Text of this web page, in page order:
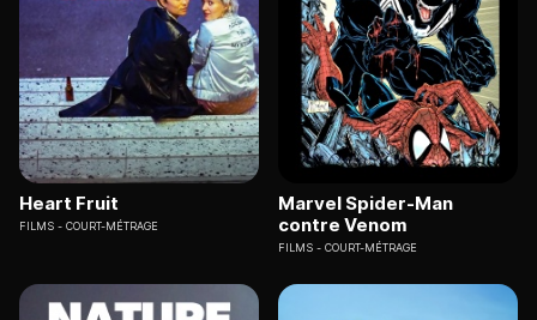
Heart Fruit
FILMS COURT-MÉTRAGE
Marvel Spider-Man
contre Venom
FILMS COURT-MÉTRAGE